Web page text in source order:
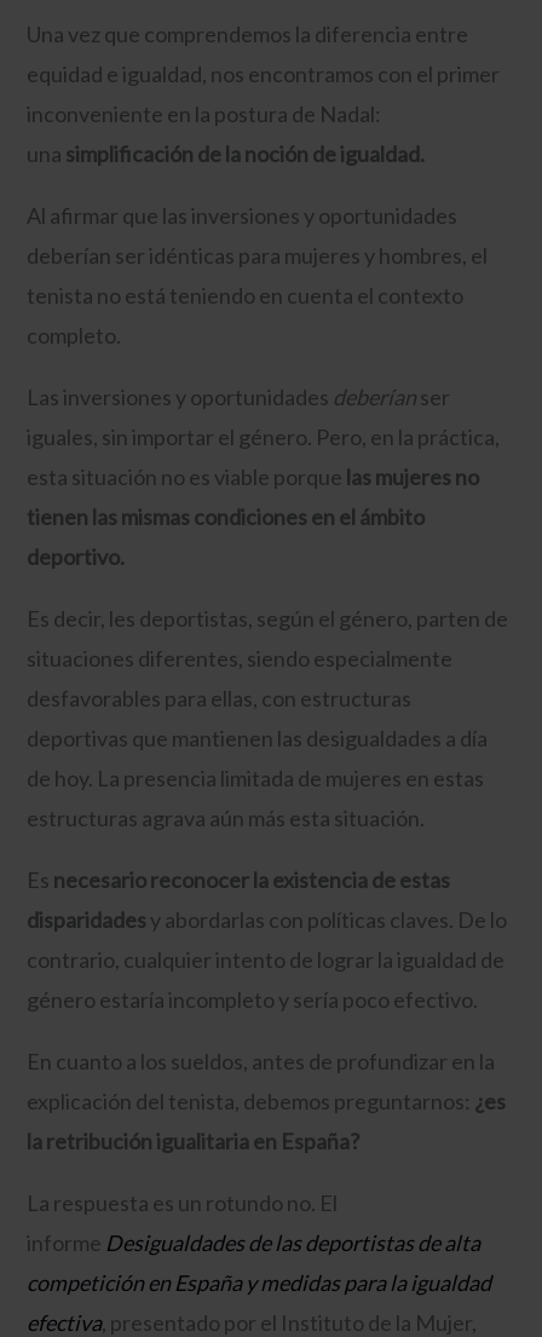
Una vez que comprendemos la diferencia entre
equidad e igualdad, nos encontramos con el primer
inconveniente en la postura de Nadal:
una simplificación de la noción de igualdad.
Al afirmar que las inversiones y oportunidades
deberían ser idénticas para mujeres y hombres, el
tenista no está teniendo en cuenta el contexto
completo.
Las inversiones y oportunidades deberíanser
iguales, sin importar el género. Pero, en la práctica,
esta situación no es viable porque las mujeres no
tienen las mismas condiciones en el ámbito
deportivo.
Es decir, les deportistas, según el género, parten de
situaciones diferentes, siendo especialmente
desfavorables para ellas, con estructuras
deportivas que mantienen las desigualdades a día
de hoy. La presencia limitada de mujeres en estas
estructuras agrava aún más esta situación.
Es necesario reconocer la existencia de estas
disparidades y abordarlas con políticas claves. De lo
contrario, cualquier intento de lograr la igualdad de
género estaría incompleto y sería poco efectivo.
En cuanto a los sueldos, antes de profundizar en la
explicación del tenista, debemos preguntarnos: ¿es
la retribución igualitaria en España?
La respuesta es un rotundo no. El
informe Desigualdades de las deportistas de alta
competición en España y medidas para la igualdad
efectiva, presentado por el Instituto de la Mujer,